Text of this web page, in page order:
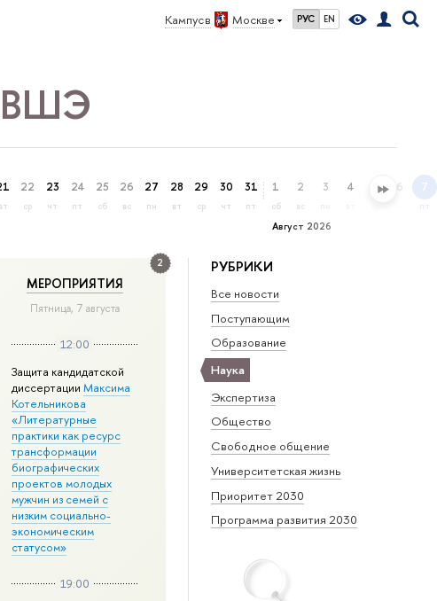
Кампус в Москве РУС EN
ВШЭ
вт
22
ср
23
чт
24
пт
25
сб
26
вс
27
пн
28
вт
29
ср
30
чт
31
пт
Август 2026
1
сб
2
вс
3 4 5 6 7
пт
РУБРИКИ
Все новости
Поступающим
Образование
Наука
Экспертиза
Общество
Свободное общение
Университетская жизнь
Приоритет 2030
Программа развития 2030
2
МЕРОПРИЯТИЯ
Пятница, 7 августа
12:00
Защита кандидатской
диссертации Максима
Котельникова
«Литературные
практики как ресурс
трансформации
биографических
проектов молодых
мужчин из семей с
низким социально-
экономическим
статусом»
19:00